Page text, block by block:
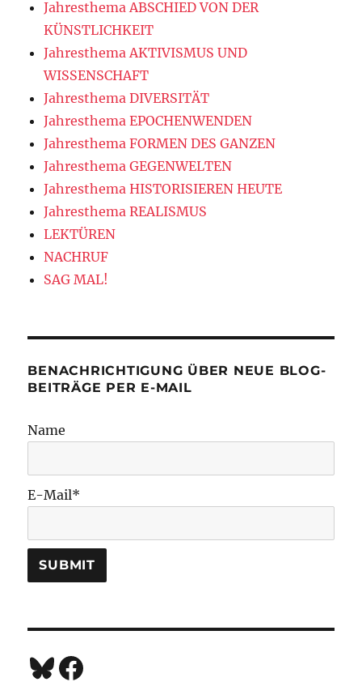
Jahresthema ABSCHIED VON DER
KÜNSTLICHKEIT
Jahresthema AKTIVISMUS UND
WISSENSCHAFT
Jahresthema DIVERSITÄT
Jahresthema EPOCHENWENDEN
Jahresthema FORMEN DES GANZEN
Jahresthema GEGENWELTEN
Jahresthema HISTORISIEREN HEUTE
Jahresthema REALISMUS
LEKTÜREN
NACHRUF
SAG MAL!
BENACHRICHTIGUNG ÜBER NEUE BLOG-
BEITRÄGE PER E-MAIL
Name
E-Mail*
Bluesky
Facebook